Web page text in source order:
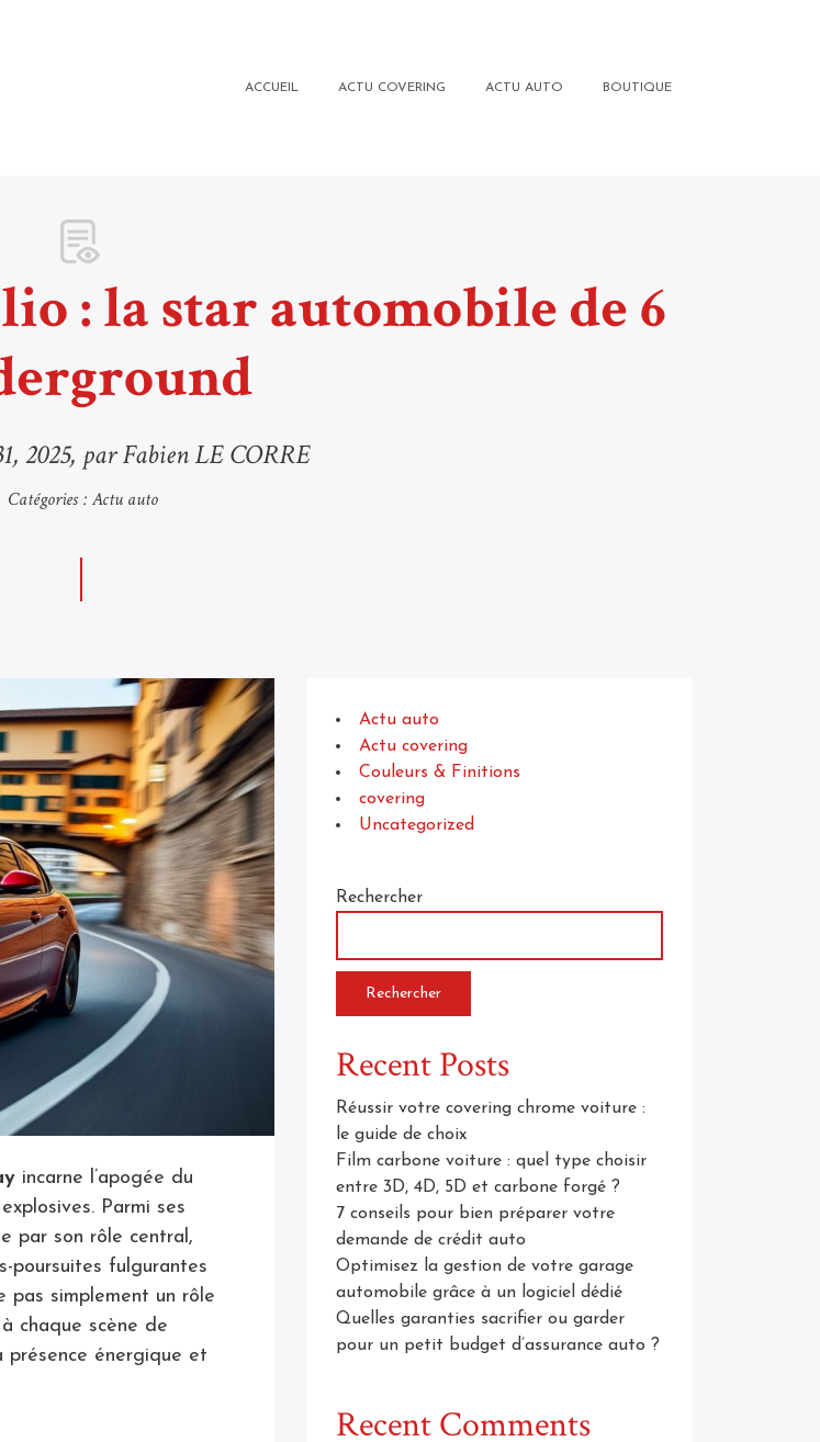
: la star automobile de 6
2025, par Fabien LE CORRE
Catégories :Actu auto
incarne l’apogée du
Parmi ses
par son rôle central,
poursuites fulgurantes
pas simplement un rôle
chaque scène de
présence énergique et
Actu auto
Actu covering
Couleurs & Finitions
covering
Uncategorized
Rechercher
Rechercher
Recent Posts
Réussir votre covering chrome voiture :
le guide de choix
Film carbone voiture : quel type choisir
entre 3D, 4D, 5D et carbone forgé ?
7 conseils pour bien préparer votre
demande de crédit auto
Optimisez la gestion de votre garage
automobile grâce à un logiciel dédié
Quelles garanties sacrifier ou garder
pour un petit budget d’assurance auto ?
Recent Comments
ACCUEIL ACTU COVERING ACTU AUTO BOUTIQUE